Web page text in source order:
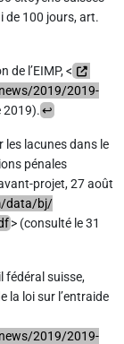
de 100 jours, art.
l’EIMP, <
2019/2019-
2019).↩
les lacunes dans le
pénales
projet, 27 août
data/bj/‌
> (consulté le 31
fédéral suisse,
la loi sur l’entraide
2019/2019-